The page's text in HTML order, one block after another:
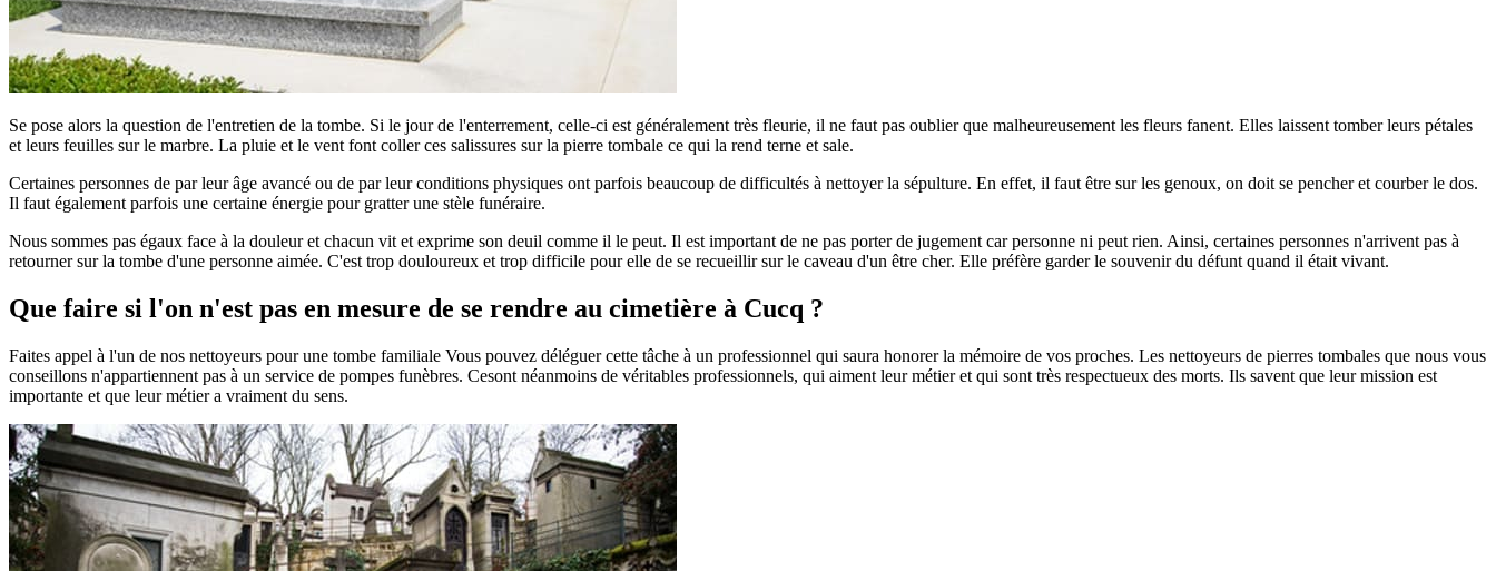
Se pose alors la question de l'entretien de la tombe. Si le jour de l'enterrement, celle-ci est généralement très fleurie, il ne faut pas oublier que malheureusement les fleurs fanent. Elles laissent tomber leurs pétales
et leurs feuilles sur le marbre. La pluie et le vent font coller ces salissures sur la pierre tombale ce qui la rend terne et sale.
Certaines personnes de par leur âge avancé ou de par leur conditions physiques ont parfois beaucoup de difficultés à nettoyer la sépulture. En effet, il faut être sur les genoux, on doit se pencher et courber le dos.
Il faut également parfois une certaine énergie pour gratter une stèle funéraire.
Nous sommes pas égaux face à la douleur et chacun vit et exprime son deuil comme il le peut. Il est important de ne pas porter de jugement car personne ni peut rien. Ainsi, certaines personnes n'arrivent pas à
retourner sur la tombe d'une personne aimée. C'est trop douloureux et trop difficile pour elle de se recueillir sur le caveau d'un être cher. Elle préfère garder le souvenir du défunt quand il était vivant.
Que faire si l'on n'est pas en mesure de se rendre au cimetière à Cucq ?
Faites appel à l'un de nos nettoyeurs pour une tombe familiale Vous pouvez déléguer cette tâche à un professionnel qui saura honorer la mémoire de vos proches. Les nettoyeurs de pierres tombales que nous vous
conseillons n'appartiennent pas à un service de pompes funèbres. Cesont néanmoins de véritables professionnels, qui aiment leur métier et qui sont très respectueux des morts. Ils savent que leur mission est
importante et que leur métier a vraiment du sens.